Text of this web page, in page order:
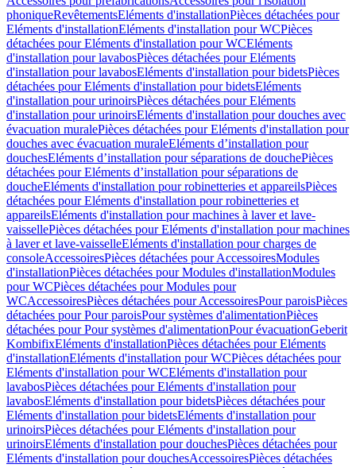
phoniqueRevêtementsEléments d'installationPièces détachées pour
Eléments d'installationEléments d'installation pour WCPièces
détachées pour Eléments d'installation pour WCEléments
d'installation pour lavabosPièces détachées pour Eléments
d'installation pour lavabosEléments d'installation pour bidetsPièces
détachées pour Eléments d'installation pour bidetsEléments
d'installation pour urinoirsPièces détachées pour Eléments
d'installation pour urinoirsEléments d'installation pour douches avec
évacuation muralePièces détachées pour Eléments d'installation pour
douches avec évacuation muraleEléments d’installation pour
douchesEléments d’installation pour séparations de douchePièces
détachées pour Eléments d’installation pour séparations de
doucheEléments d'installation pour robinetteries et appareilsPièces
détachées pour Eléments d'installation pour robinetteries et
appareilsEléments d'installation pour machines à laver et lave-
vaissellePièces détachées pour Eléments d'installation pour machines
à laver et lave-vaisselleEléments d'installation pour charges de
consoleAccessoiresPièces détachées pour AccessoiresModules
d'installationPièces détachées pour Modules d'installationModules
pour WCPièces détachées pour Modules pour
WCAccessoiresPièces détachées pour AccessoiresPour paroisPièces
détachées pour Pour paroisPour systèmes d'alimentationPièces
détachées pour Pour systèmes d'alimentationPour évacuationGeberit
KombifixEléments d'installationPièces détachées pour Eléments
d'installationEléments d'installation pour WCPièces détachées pour
Eléments d'installation pour WCEléments d'installation pour
lavabosPièces détachées pour Eléments d'installation pour
lavabosEléments d'installation pour bidetsPièces détachées pour
Eléments d'installation pour bidetsEléments d'installation pour
urinoirsPièces détachées pour Eléments d'installation pour
urinoirsEléments d'installation pour douchesPièces détachées pour
Eléments d'installation pour douchesAccessoiresPièces détachées